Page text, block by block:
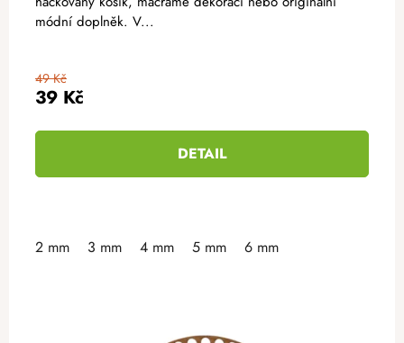
39 Kč
49 Kč
DETAIL
módní doplněk. V...
2 mm 3 mm 4 mm 5 mm 6 mm